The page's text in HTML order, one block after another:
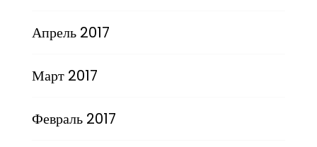
Апрель 2017
Март 2017
Февраль 2017